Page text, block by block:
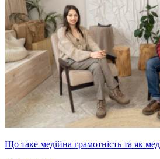
Що таке медійна грамотність та як